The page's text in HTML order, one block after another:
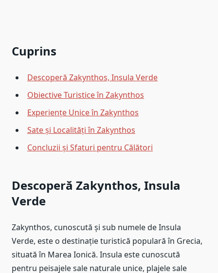
Cuprins
Descoperă Zakynthos, Insula Verde
Obiective Turistice în Zakynthos
Experiențe Unice în Zakynthos
Sate și Localități în Zakynthos
Concluzii și Sfaturi pentru Călători
Descoperă Zakynthos, Insula
Verde
Zakynthos, cunoscută și sub numele de Insula
Verde, este o destinație turistică populară în Grecia,
situată în Marea Ionică. Insula este cunoscută
pentru peisajele sale naturale unice, plajele sale